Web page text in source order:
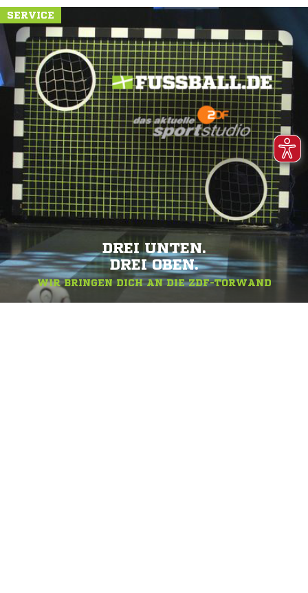
SERVICE
DREI UNTEN.
DREI OBEN.
WIR BRINGEN DICH AN DIE ZDF-TORWAND